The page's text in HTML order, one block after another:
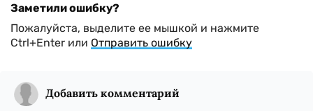
Заметили ошибку?
Пожалуйста, выделите ее мышкой и нажмите
Ctrl+Enter или Отправить ошибку
Добавить комментарий